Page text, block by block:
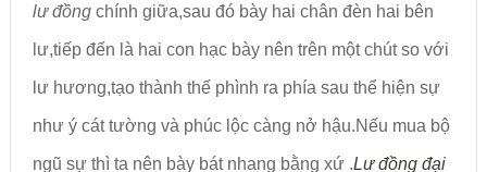
lư đồngchính giữa,sau đó bày hai chân đèn hai bên
lư,tiếp đến là hai con hạc bày nên trên một chút so với
lư hương,tạo thành thế phình ra phía sau thể hiện sự
như ý cát tường và phúc lộc càng nở hậu.Nếu mua bộ
ngũ sự thì ta nên bày bát nhang bằng xứ .Lư đồng đại